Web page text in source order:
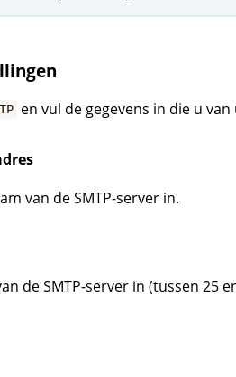
en vul de gegevens in die u
van de SMTP-server in.
de SMTP-server in (tussen 25